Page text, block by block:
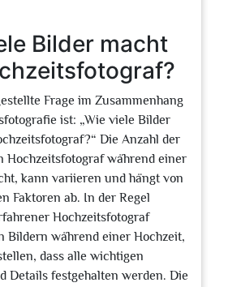
Bilder macht
Frage im Zusammenhang
ist: „Wie viele Bilder
Die Anzahl der
Hochzeitsfotograf während einer
kann variieren und hängt von
Faktoren ab. In der Regel
Hochzeitsfotograf
Bildern während einer Hochzeit,
dass alle wichtigen
Details festgehalten werden. Die